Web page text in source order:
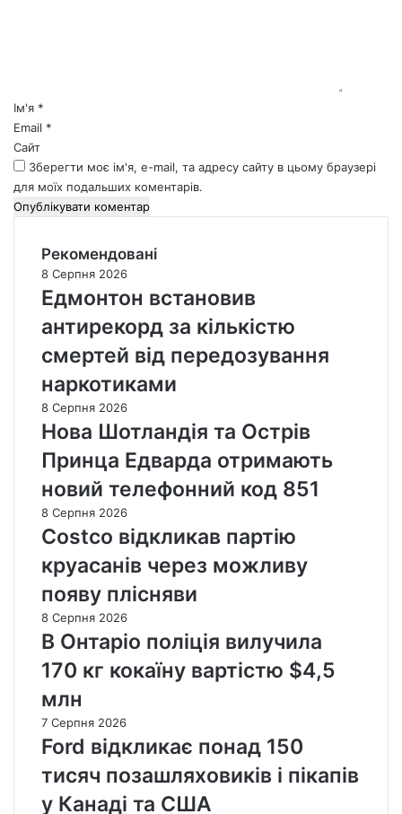
*Ім'я *
Email *
Сайт
Зберегти моє ім'я, e-mail, та адресу сайту в цьому браузері
для моїх подальших коментарів.
Рекомендовані
8 Серпня 2026
Едмонтон встановив
антирекорд за кількістю
смертей від передозування
наркотиками
8 Серпня 2026
Нова Шотландія та Острів
Принца Едварда отримають
новий телефонний код 851
8 Серпня 2026
Costco відкликав партію
круасанів через можливу
появу плісняви
8 Серпня 2026
В Онтаріо поліція вилучила
170 кг кокаїну вартістю $4,5
млн
7 Серпня 2026
Ford відкликає понад 150
тисяч позашляховиків і пікапів
у Канаді та США